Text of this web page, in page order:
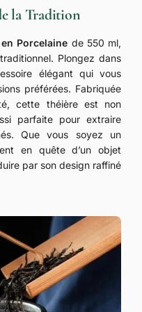
la Tradition
Porcelaine de 550 ml,
Plongez dans
élégant qui vous
préférées. Fabriquée
cette théière est non
parfaite pour extraire
Que vous soyez un
en quête d’un objet
par son design raffiné